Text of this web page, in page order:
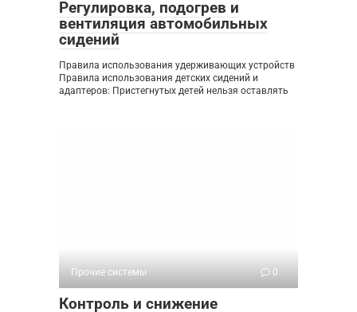
Регулировка, подогрев и
вентиляция автомобильных
сидений
Правила использования удерживающих устройств
Правила использования детских сидений и
адаптеров: Пристегнутых детей нельзя оставлять
Прочие системы 0
Контроль и снижение